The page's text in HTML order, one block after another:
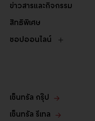
ข่าวสารและกิจกรรม
สิทธิพิเศษ
ชอปออนไลน์
เซ็นทรัล กรุ๊ป
เซ็นทรัล รีเทล